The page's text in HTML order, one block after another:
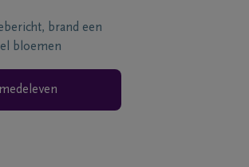
brand een
bloemen